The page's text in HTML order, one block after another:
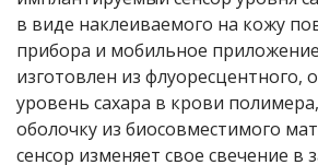
в виде наклеиваемого на кожу
прибора и мобильное
изготовлен из
уровень сахара в крови
оболочку из биосовместимого
сенсор изменяет свое свечение в